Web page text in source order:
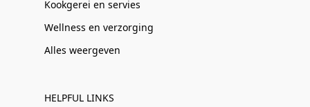
Kookgerei en servies
Wellness en verzorging
Alles weergeven
HELPFUL LINKS